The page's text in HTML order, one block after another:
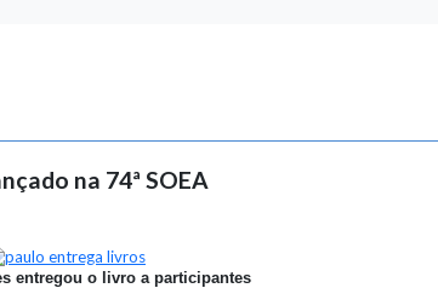
na 74ª SOEA
entregou o livro a participantes